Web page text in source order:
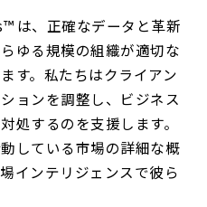
は、正確なデータと革新
ゆる規模の組織が適切な
す。私たちはクライアン
ョンを調整し、ビジネス
処するのを支援します。
している市場の詳細な概
インテリジェンスで彼ら